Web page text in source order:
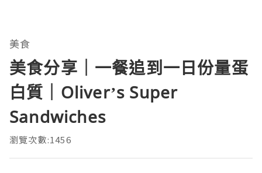
美食
美食分享｜一餐追到一日份量蛋
白質｜Oliver’s Super
Sandwiches
瀏覽次數:1456